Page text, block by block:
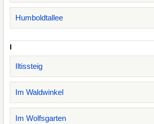
Humboldtallee
I
Iltissteig
Im Waldwinkel
Im Wolfsgarten